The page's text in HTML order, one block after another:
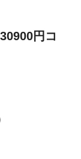
円コ